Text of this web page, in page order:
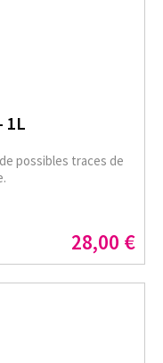
1L
possibles traces de
28,00 €